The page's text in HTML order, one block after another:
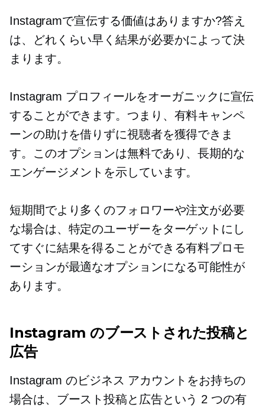
Instagramで宣伝する価値はありますか?答え
は、どれくらい早く結果が必要かによって決
まります。
Instagram プロフィールをオーガニックに宣伝
することができます。つまり、有料キャンペ
ーンの助けを借りずに視聴者を獲得できま
す。このオプションは無料であり、長期的な
エンゲージメントを示しています。
短期間でより多くのフォロワーや注文が必要
な場合は、特定のユーザーをターゲットにし
てすぐに結果を得ることができる有料プロモ
ーションが最適なオプションになる可能性が
あります。
Instagram のブーストされた投稿と
広告
Instagram のビジネス アカウントをお持ちの
場合は、ブースト投稿と広告という 2 つの有